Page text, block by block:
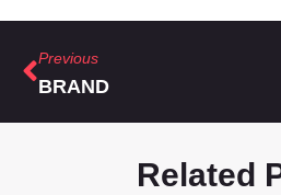
Previous
BRAND
Related